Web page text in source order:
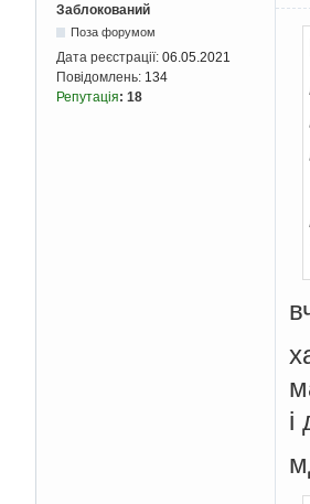
Заблокований
Поза форумом
Дата реєстрації: 06.05.2021
Повідомлень: 134
Репутація: 18
і